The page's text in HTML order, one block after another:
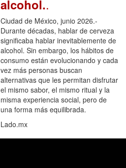
alcohol..
Ciudad de México, junio 2026.-
Durante décadas, hablar de cerveza
significaba hablar inevitablemente de
alcohol. Sin embargo, los hábitos de
consumo están evolucionando y cada
vez más personas buscan
alternativas que les permitan disfrutar
el mismo sabor, el mismo ritual y la
misma experiencia social, pero de
una forma más equilibrada.
Lado.mx